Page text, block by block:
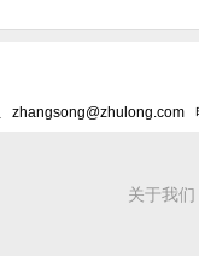
zhangsong@zhulong.com
关于我们